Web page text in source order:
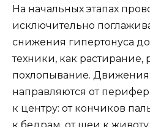
На начальных этапах
исключительно
снижения гипертонуса
техники, как растирание,
похлопывание. Движения
направляются от
к центру: от кончиков